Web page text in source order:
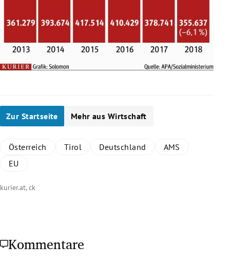
Zur Startseite Mehr aus Wirtschaft
Österreich Tirol Deutschland
AMS
EU
kurier.at, ck
Kommentare